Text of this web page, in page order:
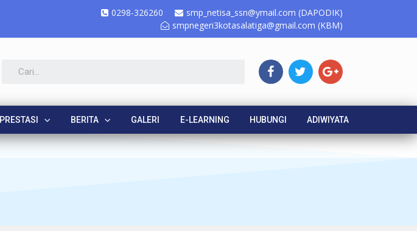
0298-326260
smp_netisa_ssn@ymail.com (DAPODIK)
smpnegeri3kotasalatiga@gmail.com (KBM)
PRESTASI BERITA GALERI E-LEARNING HUBUNGI ADIWIYATA